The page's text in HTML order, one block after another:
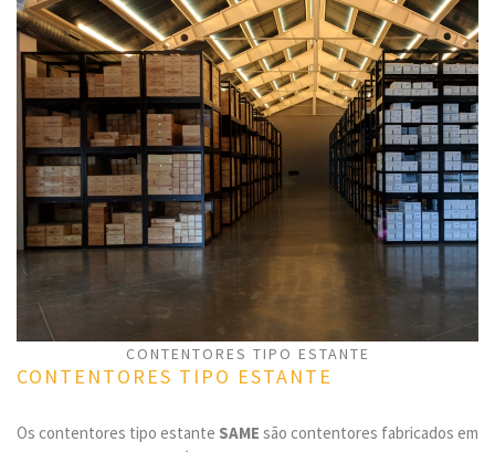
CONTENTORES TIPO ESTANTE
CONTENTORES TIPO ESTANTE
Os contentores tipo estante SAME são contentores fabricados em